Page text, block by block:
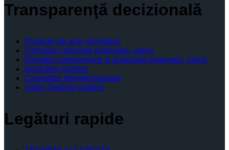
Transparenţă decizională
Proiecte de acte normative
Formular colectare propuneri, opinii
Registru consemnare si analizare propuneri, opinii
Dezbateri publice
Consultari interministeriale
Video Şedinţe publice
Legături rapide